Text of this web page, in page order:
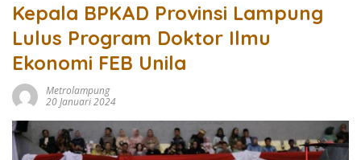
Kepala BPKAD Provinsi Lampung
Lulus Program Doktor Ilmu
Ekonomi FEB Unila
Metrolampung
20 Januari 2024